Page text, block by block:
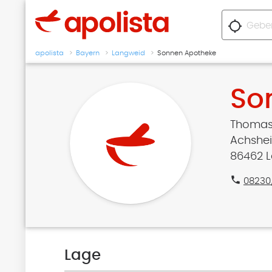
location_searching
apolista Bayern Langweid Sonnen Apotheke
86462
phone
Lage